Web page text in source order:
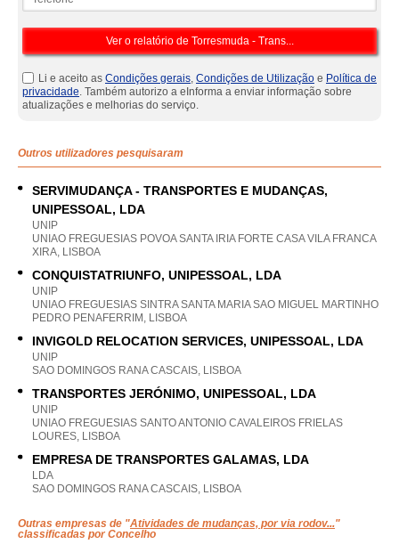
Li e aceito as Condições gerais, Condições de Utilização e Política de
privacidade. Também autorizo a eInforma a enviar informação sobre
atualizações e melhorias do serviço.
Outros utilizadores pesquisaram
SERVIMUDANÇA - TRANSPORTES E MUDANÇAS,
UNIPESSOAL, LDA
UNIP
UNIAO FREGUESIAS POVOA SANTA IRIA FORTE CASA VILA FRANCA
XIRA, LISBOA
CONQUISTATRIUNFO, UNIPESSOAL, LDA
UNIP
UNIAO FREGUESIAS SINTRA SANTA MARIA SAO MIGUEL MARTINHO
PEDRO PENAFERRIM, LISBOA
INVIGOLD RELOCATION SERVICES, UNIPESSOAL, LDA
UNIP
SAO DOMINGOS RANA CASCAIS, LISBOA
TRANSPORTES JERÓNIMO, UNIPESSOAL, LDA
UNIP
UNIAO FREGUESIAS SANTO ANTONIO CAVALEIROS FRIELAS
LOURES, LISBOA
EMPRESA DE TRANSPORTES GALAMAS, LDA
LDA
SAO DOMINGOS RANA CASCAIS, LISBOA
Outras empresas de "Atividades de mudanças, por via rodov..."
classificadas por Concelho